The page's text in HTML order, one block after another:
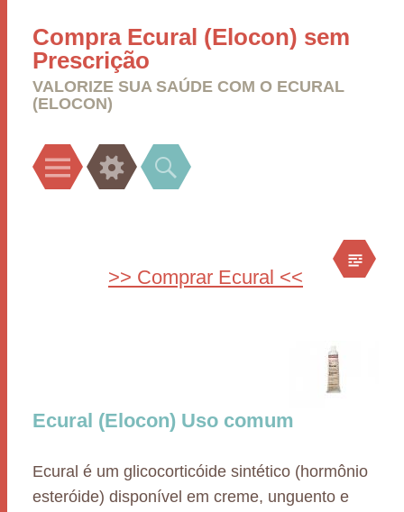
Compra Ecural (Elocon) sem
Prescrição
VALORIZE SUA SAÚDE COM O ECURAL
(ELOCON)
Menu Widgets Search
>> Comprar Ecural <<
Ecural (Elocon) Uso comum
Ecural é um glicocorticóide sintético (hormônio
esteróide) disponível em creme, unguento e